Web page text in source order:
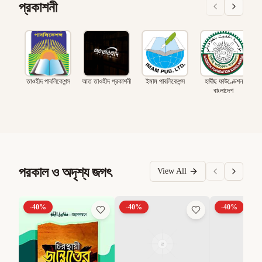
প্রকাশনী
তাওহীদ পাবলিকেশন্স আত তাওহীদ প্রকাশনী ইমাম পাবলিকেশন্স
হাদীছ ফাউণ্ডেশন
বাংলাদেশ
পরকাল ও অদৃশ্য জগৎ View All
-40% -40% -40%